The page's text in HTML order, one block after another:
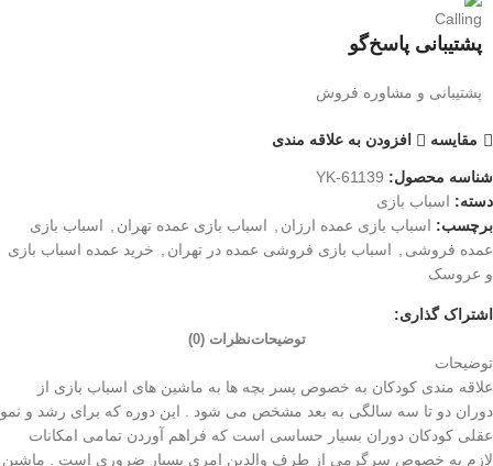
پشتیبانی پاسخ‌گو
پشتیبانی و مشاوره فروش
مقایسه افزودن به علاقه مندی
شناسه محصول: YK-61139
دسته: اسباب بازی
برچسب: اسباب بازی عمده ارزان اسباب بازی عمده تهران
اسباب بازی
عمده فروشی
اسباب بازی فروشی عمده در تهران
خرید عمده اسباب بازی
و عروسک
اشتراک گذاری:
توضیحاتنظرات (0)
توضیحات
علاقه مندی کودکان به خصوص پسر بچه ها به ماشین های اسباب بازی از
دوران دو تا سه سالگی به بعد مشخص می شود . این دوره که برای رشد و نمو
عقلی کودکان دوران بسیار حساسی است که فراهم آوردن تمامی امکانات
لازم به خصوص سرگرمی از طرف والدین امری بسیار ضروری است . ماشین